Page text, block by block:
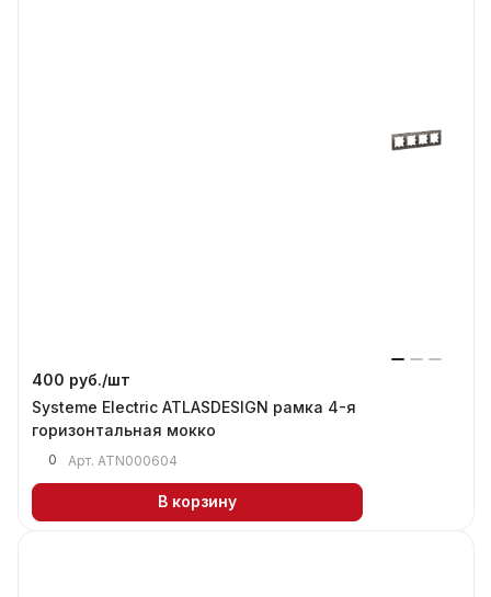
400 руб./шт
Systeme Electric ATLASDESIGN рамка 4-я
горизонтальная мокко
0 Арт. ATN000604
В корзину